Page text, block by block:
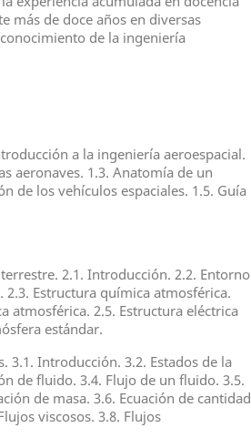
más de doce años en diversas
de la ingeniería
a la ingeniería aeroespacial.
aeronaves. 1.3. Anatomía de un
de los vehículos espaciales. 1.5. Guía
2.1. Introducción. 2.2. Entorno
Estructura química atmosférica.
atmosférica. 2.5. Estructura eléctrica
estándar.
3.1. Introducción. 3.2. Estados de la
de fluido. 3.4. Flujo de un fluido. 3.5.
de masa. 3.6. Ecuación de cantidad
viscosos. 3.8. Flujos